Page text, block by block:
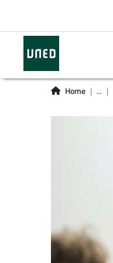
Home ...